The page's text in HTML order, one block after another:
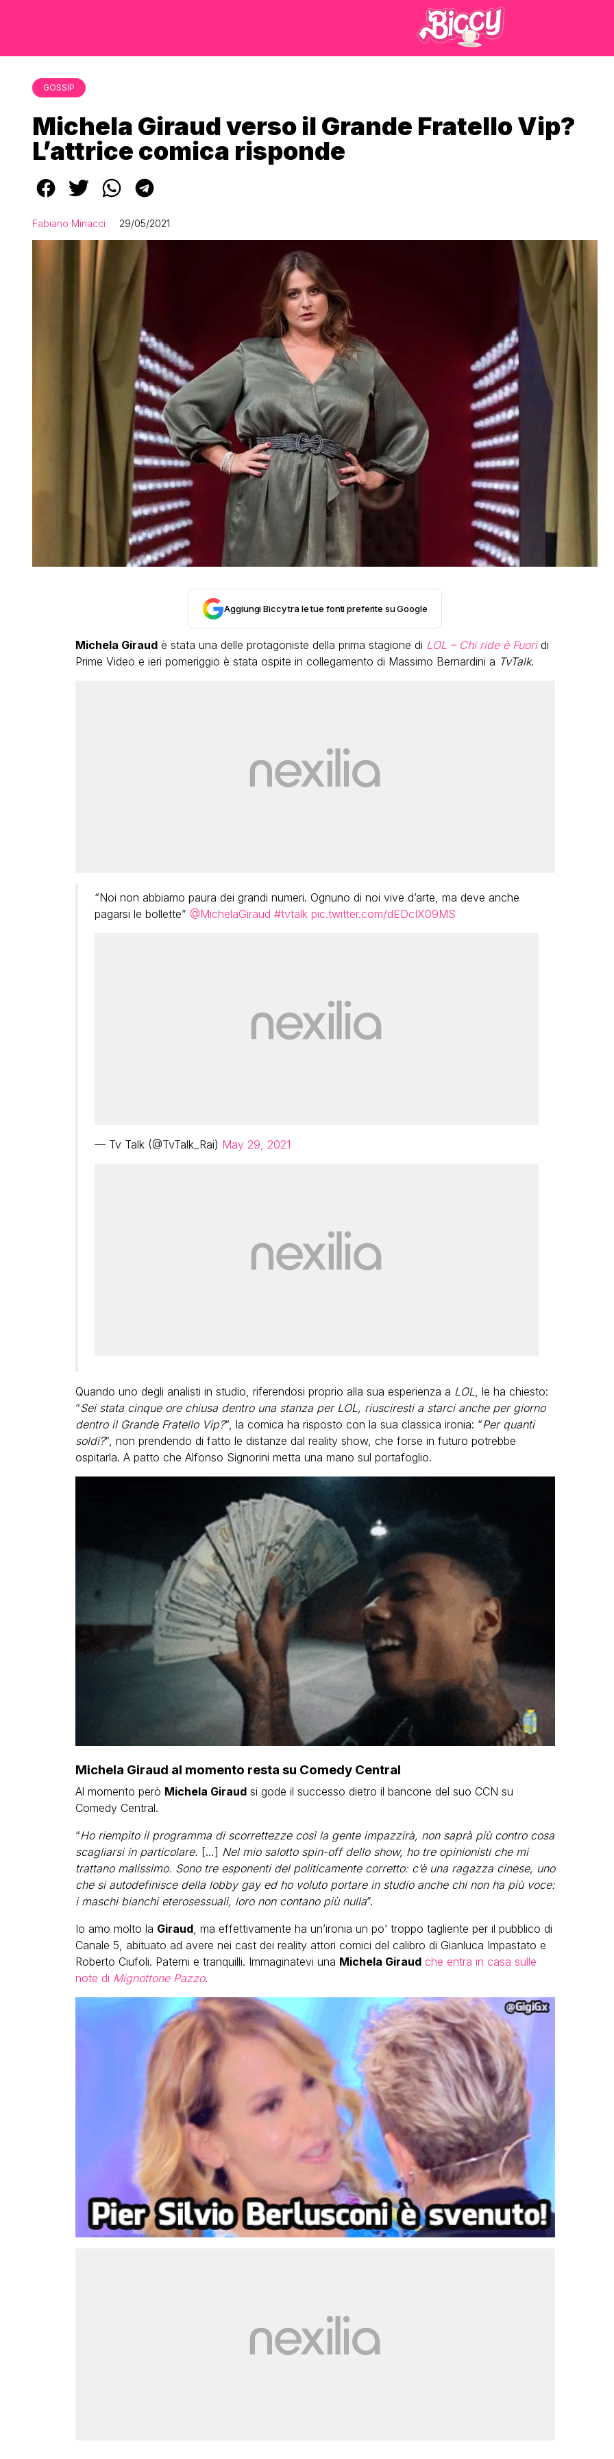
GOSSIP
Michela Giraud verso il Grande Fratello Vip?
L’attrice comica risponde
Fabiano Minacci 29/05/2021
Aggiungi Biccy tra le tue fonti preferite su Google
Michela Giraudè stata una delle protagoniste della prima stagione di LOL – Chi ride è Fuoridi
Prime Video e ieri pomeriggio è stata ospite in collegamento di Massimo Bernardini a TvTalk.
“Noi non abbiamo paura dei grandi numeri. Ognuno di noi vive d’arte, ma deve anche
pagarsi le bollette” @MichelaGiraud #tvtalk pic.twitter.com/dEDcIX09MS
— Tv Talk (@TvTalk_Rai) May 29, 2021
Quando uno degli analisti in studio, riferendosi proprio alla sua esperienza a LOL
, le ha chiesto:
“Sei stata cinque ore chiusa dentro una stanza per LOL, riusciresti a starci anche per giorno
dentro il Grande Fratello Vip?“, la comica ha risposto con la sua classica ironia: “Per quanti
soldi?“, non prendendo di fatto le distanze dal reality show, che forse in futuro potrebbe
ospitarla. A patto che Alfonso Signorini metta una mano sul portafoglio.
Michela Giraud al momento resta su Comedy Central
Al momento però Michela Giraudsi gode il successo dietro il bancone del suo CCN su
Comedy Central.
“Ho riempito il programma di scorrettezze così la gente impazzirà, non saprà più contro cosa
scagliarsi in particolare. […] Nel mio salotto spin-off dello show, ho tre opinionisti che mi
trattano malissimo. Sono tre esponenti del politicamente corretto: c’è una ragazza cinese, uno
che si autodefinisce della lobby gay ed ho voluto portare in studio anche chi non ha più voce:
i maschi bianchi eterosessuali, loro non contano più nulla”.
Io amo molto la Giraud, ma effettivamente ha un’ironia un po’ troppo tagliente per il pubblico di
Canale 5, abituato ad avere nei cast dei reality attori comici del calibro di Gianluca Impastato e
Roberto Ciufoli. Paterni e tranquilli. Immaginatevi una Michela Giraud che entra in casa sulle
note di Mignottone Pazzo.
Bambola Star, la festa di
compleanno con tutte le grandi
dive compie 15 anni: il video